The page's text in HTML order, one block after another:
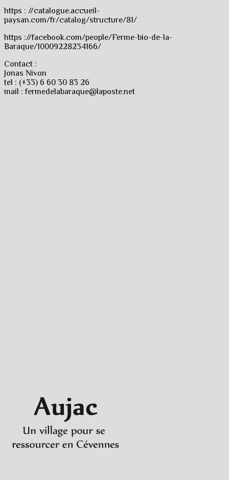
https : //catalogue.accueil-
paysan.com/fr/catalog/structure/81/
https ://facebook.com/people/Ferme-bio-de-la-
Baraque/10009228234166/
Contact :
Jonas Nivon
tel : (+33) 6 60 30 83 26
mail : fermedelabaraque@laposte.net